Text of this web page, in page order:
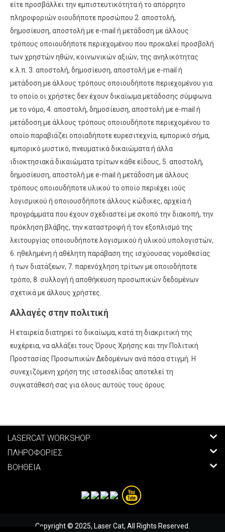
είτε προσβάλλει την εμπιστευτικότητα ή το απόρρητο
πληροφοριών οιουδήποτε προσώπου 2. αποστολή,
δημοσίευση, αποστολή με e-mail ή μετάδοση με άλλους
τρόπους οποιουδήποτε περιεχομένου που προκαλεί προσβολή
των χρηστών ηθών, κοινωνικών αξιών, της ανηλικότητας
κ.λ.π. 3. αποστολή, δημοσίευση, αποστολή με e-mail ή
μετάδοση με άλλους τρόπους οποιουδήποτε περιεχομένου για
το οποίο οι χρήστες δεν έχουν δικαίωμα μετάδοσης σύμφωνα
με το νόμο, 4. αποστολή, δημοσίευση, αποστολή με e-mail ή
μετάδοση με άλλους τρόπους οποιουδήποτε περιεχομένου το
οποίο παραβιάζει οποιαδήποτε ευρεσιτεχνία, εμπορικό σήμα,
εμπορικό μυστικό, πνευματικά δικαιώματα ή άλλα
ιδιοκτησιακά δικαιώματα τρίτων κάθε είδους, 5. αποστολή,
δημοσίευση, αποστολή με e-mail ή μετάδοση με άλλους
τρόπους οποιουδήποτε υλικού το οποίο περιέχει ιούς
λογισμικού ή οποιουσδήποτε άλλους κώδικες, αρχεία ή
προγράμματα που έχουν σχεδιαστεί με σκοπό την διακοπή, την
πρόκληση βλάβης, την καταστροφή ή τον εξοπλισμό της
λειτουργίας οποιουδήποτε λογισμικού ή υλικού υπολογιστών,
6. ηθελημένη ή αθέλητη παράβαση της ισχύουσας νομοθεσίας
ή των διατάξεων, 7. παρενόχληση τρίτων με οποιοδήποτε
τρόπο, 8. συλλογή ή αποθήκευση προσωπικών δεδομένων
σχετικά με άλλους χρήστες.
Αλλαγές στην πολιτική
Η εταιρεία διατηρεί το δικαίωμα, κατά τη διακριτική της
ευχέρεια, να αλλάξει τους Όρους Χρήσης και την Πολιτική
Προστασίας Προσωπικών Δεδομένων ανά πάσα στιγμή. Η
συνεχιζόμενη χρήση της ιστοσελίδας αποτελεί τη
συγκατάθεσή σας για όλους αυτούς τους όρους.
LASERCAT WORKSHOP
ΠΛΗΡΟΦΟΡΙΕΣ
ΒΟΗΘΕΙΑ
Copyright © 2025, Laser Cat, All Rights Reserved.